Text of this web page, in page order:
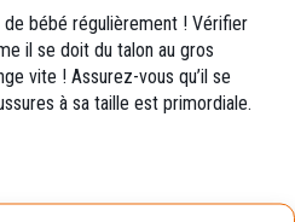
bébé régulièrement ! Vérifier
il se doit du talon au gros
vite ! Assurez-vous qu’il se
à sa taille est primordiale.